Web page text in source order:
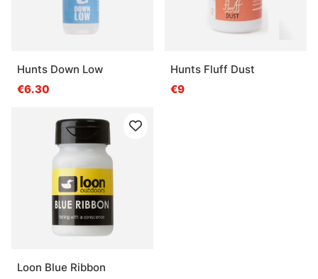
Hunts Down Low
€6.30
Hunts Fluff Dust
€9
Loon Blue Ribbon